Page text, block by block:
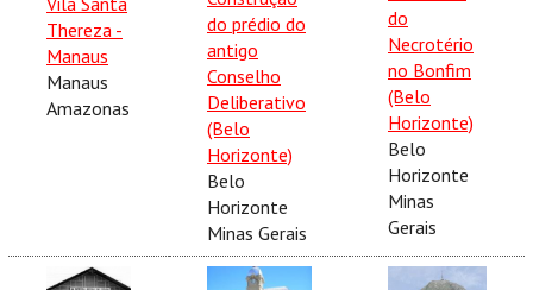
Thereza -
Manaus
Manaus
Amazonas
do prédio do
antigo
Conselho
Deliberativo
(Belo
Horizonte)
Belo
Horizonte
Minas Gerais
do
Necrotério
no Bonfim
(Belo
Horizonte)
Belo
Horizonte
Minas
Gerais